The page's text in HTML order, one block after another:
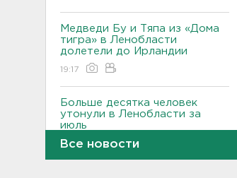
Медведи Бу и Тяпа из «Дома
тигра» в Ленобласти
долетели до Ирландии
19:17
Больше десятка человек
утонули в Ленобласти за
июль
18:58
Все новости